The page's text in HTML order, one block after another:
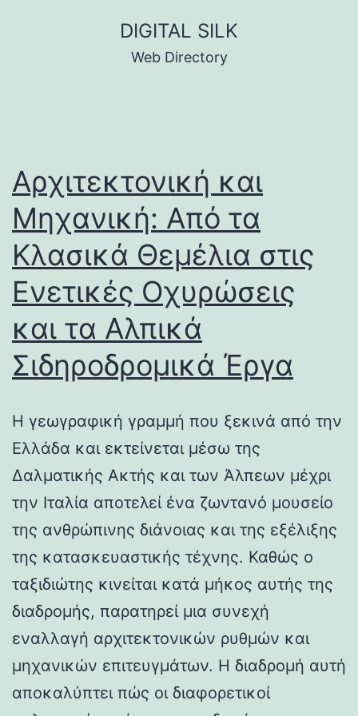
DIGITAL SILK
Web Directory
Αρχιτεκτονική και
Μηχανική: Από τα
Κλασικά Θεμέλια στις
Ενετικές Οχυρώσεις
και τα Αλπικά
Σιδηροδρομικά Έργα
Η γεωγραφική γραμμή που ξεκινά από την
Ελλάδα και εκτείνεται μέσω της
Δαλματικής Ακτής και των Άλπεων μέχρι
την Ιταλία αποτελεί ένα ζωντανό μουσείο
της ανθρώπινης διάνοιας και της εξέλιξης
της κατασκευαστικής τέχνης. Καθώς ο
ταξιδιώτης κινείται κατά μήκος αυτής της
διαδρομής, παρατηρεί μια συνεχή
εναλλαγή αρχιτεκτονικών ρυθμών και
μηχανικών επιτευγμάτων. Η διαδρομή αυτή
αποκαλύπτει πώς οι διαφορετικοί